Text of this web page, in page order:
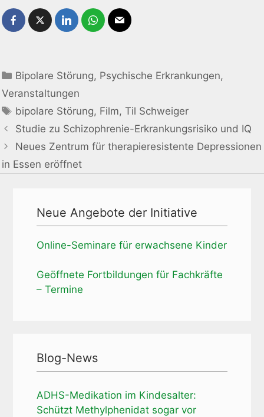
Bipolare Störung, Psychische Erkrankungen,
Veranstaltungen
bipolare Störung, Film,Til Schweiger
Studie zu Schizophrenie-Erkrankungsrisiko und IQ
Neues Zentrum für therapieresistente Depressionen
in Essen eröffnet
Neue Angebote der Initiative
Online-Seminare für erwachsene Kinder
Geöffnete Fortbildungen für Fachkräfte
– Termine
Blog-News
ADHS-Medikation im Kindesalter:
Schützt Methylphenidat sogar vor